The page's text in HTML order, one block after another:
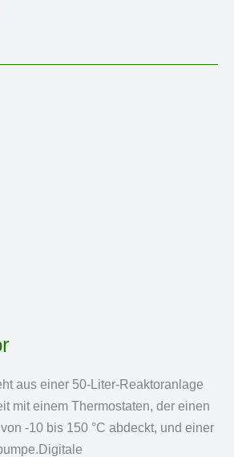
aus einer 50-Liter-Reaktoranlage
mit einem Thermostaten, der einen
-10 bis 150 °C abdeckt, und einer